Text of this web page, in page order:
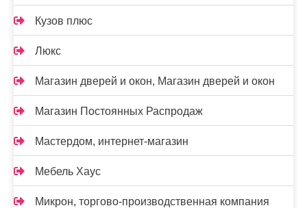
Кузов плюс
Люкс
Магазин дверей и окон, Магазин дверей и окон
Магазин Постоянных Распродаж
Мастердом, интернет-магазин
Мебель Хаус
Микрон, торгово-производственная компания